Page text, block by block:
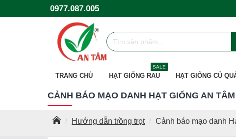
0977.087.005
TRANG CHỦ HẠT GIỐNG RAU
SALE
HẠT GIỐNG CỦ
Hướng dẫn trồng trọt Cảnh báo mạo danh
CẢNH BÁO MẠO DANH HẠT GIỐNG AN TÂM